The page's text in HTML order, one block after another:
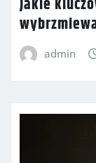
Jakie
admin